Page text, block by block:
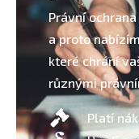
Právní
a proto
které chrání
různými
Platí